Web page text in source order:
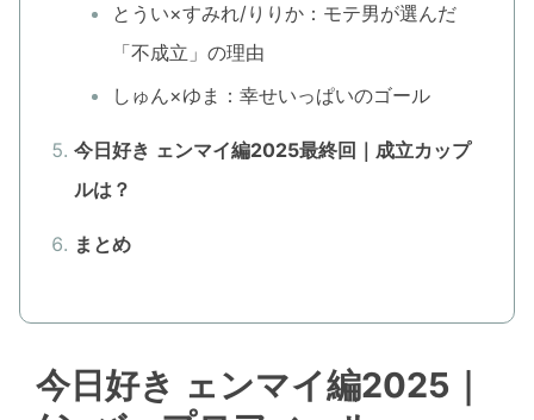
とうい×すみれ/りりか：モテ男が選んだ
「不成立」の理由
しゅん×ゆま：幸せいっぱいのゴール
今日好き ェンマイ編2025最終回｜成立カップ
ルは？
まとめ
今日好き ェンマイ編2025｜